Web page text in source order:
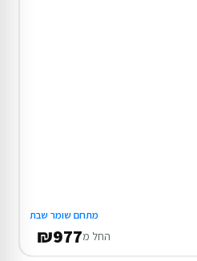
מתחם שומר שבת
החל מ₪977